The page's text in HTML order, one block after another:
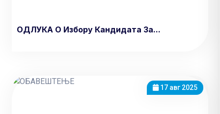
ОДЛУКА О Избору Кандидата За...
17 авг 2025